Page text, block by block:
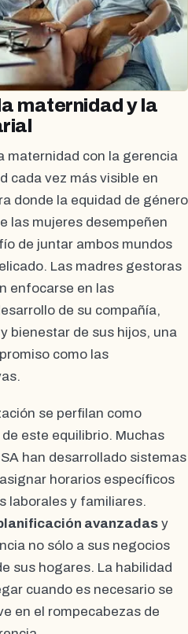
maternidad y la
maternidad con la gerencia
cada vez más visible en
donde la equidad de género
las mujeres desempeñen
de juntar ambos mundos
Las madres gestoras
enfocarse en las
de su compañía,
bienestar de sus hijos, una
como las
se perfilan como
este equilibrio. Muchas
han desarrollado sistemas
horarios específicos
laborales y familiares.
avanzadas y
no sólo a sus negocios
sus hogares. La habilidad
cuando es necesario se
en el rompecabezas de